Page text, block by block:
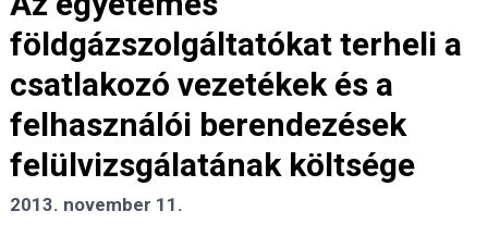
földgázszolgáltatókat terheli a
csatlakozó vezetékek és a
felhasználói berendezések
felülvizsgálatának költsége
2013. november 11.